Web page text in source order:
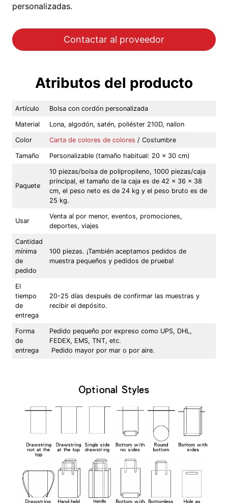
personalizadas.
Contactar al proveedor
Atributos del producto
Artículo Bolsa con cordón personalizada
Material Lona, algodón, satén, poliéster 210D, nailon
Color Carta de colores de colores / Costumbre
Tamaño Personalizable (tamaño habitual: 20 x 30 cm)
Paquete
10 piezas/bolsa de polipropileno, 1000 piezas/caja
principal, el tamaño de la caja es de 42 x 36 x 38
cm, el peso neto es de 24 kg y el peso bruto es de
25 kg.
Usar
Venta al por menor, eventos, promociones,
deportes, viajes
Cantidad
mínima
de
pedido
100 piezas. ¡También aceptamos pedidos de
muestra pequeños y pedidos de prueba!
El
tiempo
de
entrega
20-25 días después de confirmar las muestras y
recibir el depósito.
Forma
de
entrega
Pedido pequeño por expreso como UPS, DHL,
FEDEX, EMS, TNT, etc.
Pedido mayor por mar o por aire.